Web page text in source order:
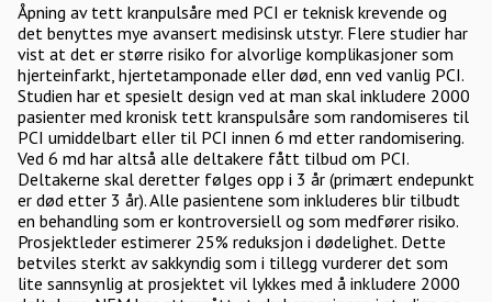
Åpning av tett kranpulsåre med PCI er teknisk krevende og
det benyttes mye avansert medisinsk utstyr. Flere studier har
vist at det er større risiko for alvorlige komplikasjoner som
hjerteinfarkt, hjertetamponade eller død, enn ved vanlig PCI.
Studien har et spesielt design ved at man skal inkludere 2000
pasienter med kronisk tett kranspulsåre som randomiseres til
PCI umiddelbart eller til PCI innen 6 md etter randomisering.
Ved 6 md har altså alle deltakere fått tilbud om PCI.
Deltakerne skal deretter følges opp i 3 år (primært endepunkt
er død etter 3 år). Alle pasientene som inkluderes blir tilbudt
en behandling som er kontroversiell og som medfører risiko.
Prosjektleder estimerer 25% reduksjon i dødelighet. Dette
betviles sterkt av sakkyndig som i tillegg vurderer det som
lite sannsynlig at prosjektet vil lykkes med å inkludere 2000